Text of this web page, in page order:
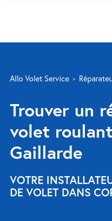
Volet roulant
Réparation
Volet roulant Velux
Au-delà de la fenêtre
Réparation store banne
Réparation portail
Allo Volet Service
Trouver un
volet
Gaillarde
VOTRE
DE VOLET DANS